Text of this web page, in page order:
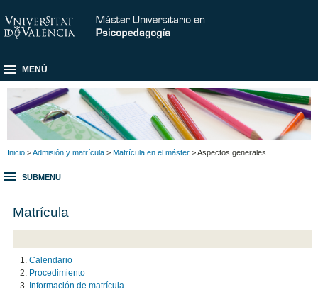
MENÚ
Inicio >Admisión y matrícula > Matrícula en el máster > Aspectos generales
SUBMENU
Matrícula
Calendario
Procedimiento
Información de matrícula